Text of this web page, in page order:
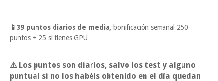
📱39 puntos diarios de media, bonificación semanal 250
puntos + 25 si tienes GPU
⚠️ Los puntos son diarios, salvo los test y alguno
puntual si no los habéis obtenido en el día quedan